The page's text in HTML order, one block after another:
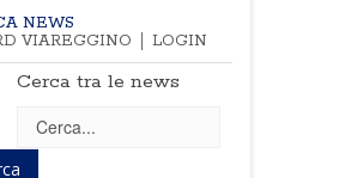
NEWS
VIAREGGINO
LOGIN
Cerca tra le news